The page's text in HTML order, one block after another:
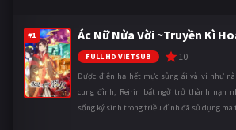
#1 Ác Nữ Nửa Vời ~Truyền Kì
FULL HD VIETSUB 10
Được điện hạ hết mực sủng ái và ví như
cung đình, Reirin bất ngờ trở thành nạn
sống ký sinh trong triều đình đã sử dụng